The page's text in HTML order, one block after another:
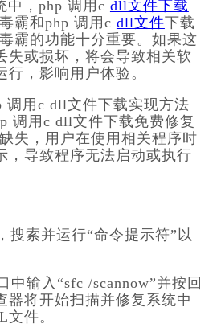
中，php 调用c dll文件下载
霸和php 调用c dll文件下载
霸的功能十分重要。如果这
失或损坏，将会导致相关软
，影响用户体验。
调用c dll文件下载实现方法
调用c dll文件下载免费修复
失，用户在使用相关程序时
，导致程序无法启动或执行
搜索并运行“命令提示符”以
中输入“sfc /scannow”并按回
器将开始扫描并修复系统中
件。